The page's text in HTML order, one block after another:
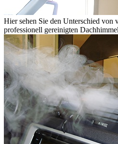
Hier sehen Sie den Unterschied von
professionell gereinigten